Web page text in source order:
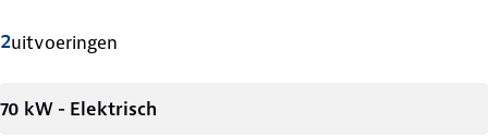
2uitvoeringen
70 kW - Elektrisch